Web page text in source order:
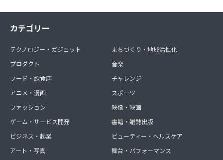
カテゴリー
テクノロジー・ガジェット
プロダクト
フード・飲食店
アニメ・漫画
ファッション
ゲーム・サービス開発
ビジネス・起業
アート・写真
まちづくり・地域活性化
音楽
チャレンジ
スポーツ
映像・映画
書籍・雑誌出版
ビューティー・ヘルスケア
舞台・パフォーマンス